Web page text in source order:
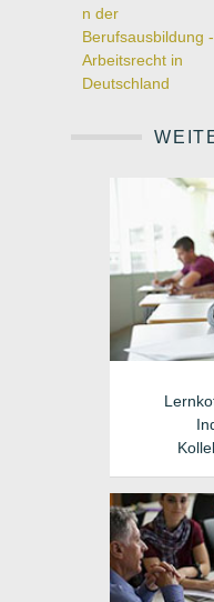
n der
Berufsausbildung -
Arbeitsrecht in
Deutschland